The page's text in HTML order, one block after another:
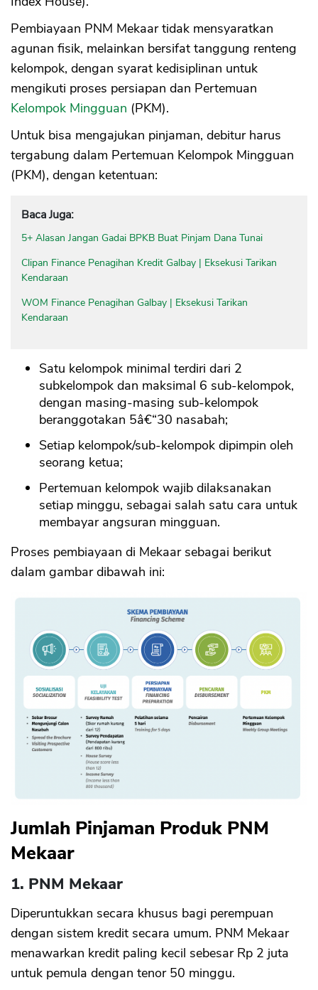
Pembiayaan PNM Mekaar tidak mensyaratkan
agunan fisik, melainkan bersifat tanggung renteng
kelompok, dengan syarat kedisiplinan untuk
mengikuti proses persiapan dan Pertemuan
Kelompok Mingguan (PKM).
Untuk bisa mengajukan pinjaman, debitur harus
tergabung dalam Pertemuan Kelompok Mingguan
(PKM), dengan ketentuan:
Baca Juga:
5+ Alasan Jangan Gadai BPKB Buat Pinjam Dana Tunai
Clipan Finance Penagihan Kredit Galbay | Eksekusi Tarikan
Kendaraan
WOM Finance Penagihan Galbay | Eksekusi Tarikan
Kendaraan
Satu kelompok minimal terdiri dari 2
subkelompok dan maksimal 6 sub-kelompok,
dengan masing-masing sub-kelompok
beranggotakan 5â€“30 nasabah;
Setiap kelompok/sub-kelompok dipimpin oleh
seorang ketua;
Pertemuan kelompok wajib dilaksanakan
setiap minggu, sebagai salah satu cara untuk
membayar angsuran mingguan.
Proses pembiayaan di Mekaar sebagai berikut
dalam gambar dibawah ini:
Jumlah Pinjaman Produk PNM
Mekaar
1. PNM Mekaar
Diperuntukkan secara khusus bagi perempuan
dengan sistem kredit secara umum. PNM Mekaar
menawarkan kredit paling kecil sebesar Rp 2 juta
untuk pemula dengan tenor 50 minggu.